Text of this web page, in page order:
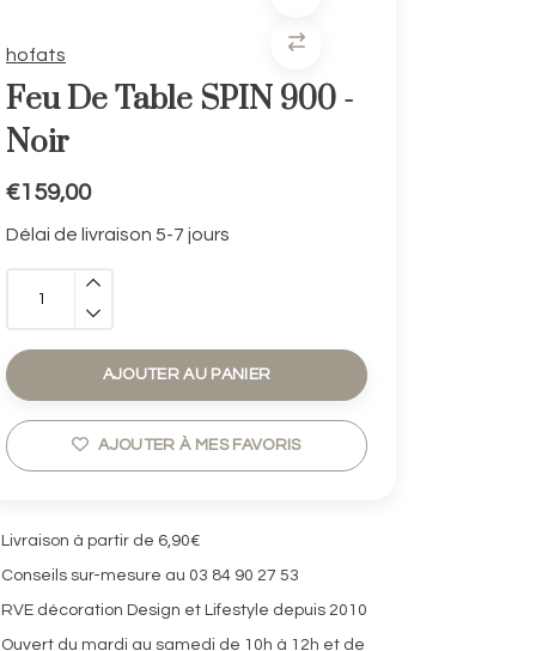
hofats
Feu De Table SPIN 900 -
Noir
€159,00
Délai de livraison 5-7 jours
AJOUTER AU PANIER
AJOUTER À MES FAVORIS
Livraison à partir de 6,90€
Conseils sur-mesure au 03 84 90 27 53
RVE décoration Design et Lifestyle depuis 2010
Ouvert du mardi au samedi de 10h à 12h et de